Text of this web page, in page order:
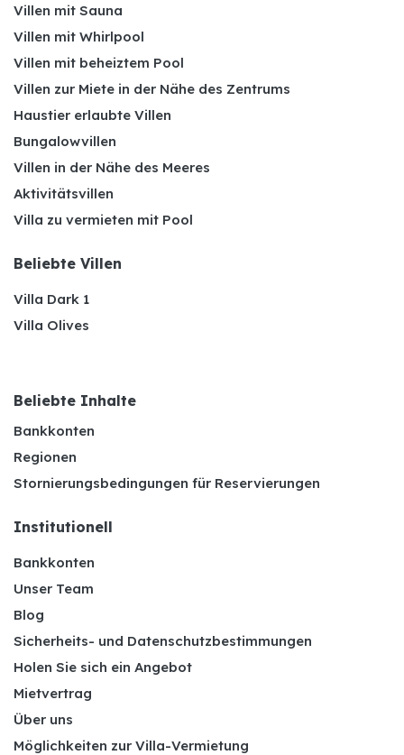
Villen mit Sauna
Villen mit Whirlpool
Villen mit beheiztem Pool
Villen zur Miete in der Nähe des Zentrums
Haustier erlaubte Villen
Bungalowvillen
Villen in der Nähe des Meeres
Aktivitätsvillen
Villa zu vermieten mit Pool
Beliebte Villen
Villa Dark 1
Villa Olives
Beliebte Inhalte
Bankkonten
Regionen
Stornierungsbedingungen für Reservierungen
Institutionell
Bankkonten
Unser Team
Blog
Sicherheits- und Datenschutzbestimmungen
Holen Sie sich ein Angebot
Mietvertrag
Über uns
Möglichkeiten zur Villa-Vermietung